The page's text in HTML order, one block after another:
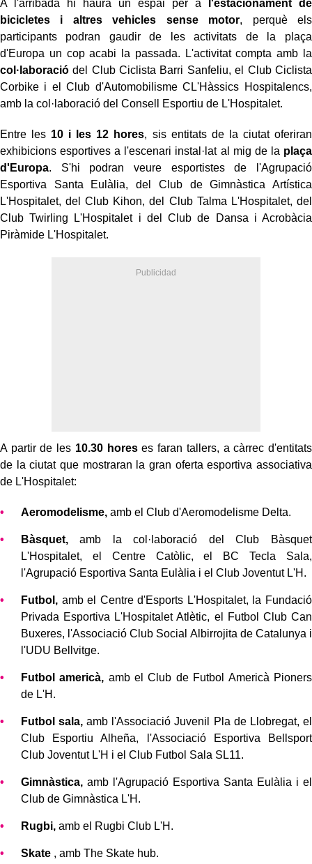
A l'arribada hi haurà un espai per a
l'estacionament de
bicicletes i altres vehicles sense motor, perquè els
participants podran gaudir de les activitats de la plaça
d'Europa un cop acabi la passada. L'activitat compta amb la
col·laboració del Club Ciclista Barri Sanfeliu, el Club Ciclista
Corbike i el Club d'Automobilisme CL'Hàssics Hospitalencs,
amb la col·laboració del Consell Esportiu de L'Hospitalet.
Entre les 10 i les 12 hores, sis entitats de la ciutat oferiran
exhibicions esportives a l'escenari instal·lat al mig de la plaça
d'Europa. S'hi podran veure esportistes de l'Agrupació
Esportiva Santa Eulàlia, del Club de Gimnàstica Artística
L'Hospitalet, del Club Kihon, del Club Talma L'Hospitalet, del
Club Twirling L'Hospitalet i del Club de Dansa i Acrobàcia
Piràmide L'Hospitalet.
A partir de les 10.30 horeses faran tallers, a càrrec d'entitats
de la ciutat que mostraran la gran oferta esportiva associativa
de L'Hospitalet:
Aeromodelisme, amb el Club d'Aeromodelisme Delta.
Bàsquet, amb la col·laboració del Club Bàsquet
L'Hospitalet, el Centre Catòlic, el BC Tecla Sala,
l'Agrupació Esportiva Santa Eulàlia i el Club Joventut L'H.
Futbol, ​​amb el Centre d'Esports L'Hospitalet, la Fundació
Privada Esportiva L'Hospitalet Atlètic, el Futbol Club Can
Buxeres, l'Associació Club Social Albirrojita de Catalunya i
l'UDU Bellvitge.
Futbol americà, amb el Club de Futbol Americà Pioners
de L'H.
Futbol sala, amb l'Associació Juvenil Pla de Llobregat, el
Club Esportiu Alheña, l'Associació Esportiva Bellsport
Club Joventut L'H i el Club Futbol Sala SL11.
Gimnàstica, amb l'Agrupació Esportiva Santa Eulàlia i el
Club de Gimnàstica L'H.
Rugbi, amb el Rugbi Club L'H.
Skate , amb The Skate hub.